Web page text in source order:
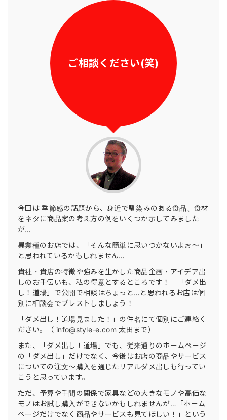
ご相談ください(笑)
今回は 季節感の話題から、身近で馴染みのある食品、食材
をネタに商品案の考え方の例をいくつか示してみました
が…
異業種のお店では、「そんな簡単に思いつかないよぉ〜」
と思われているかもしれません…
貴社・貴店の特徴や強みを生かした商品企画・アイデア出
しのお手伝いも、私の得意とするところです！ 「ダメ出
し！道場」で公開で相談はちょっと…と思われるお店は個
別に相談会でブレストしましょう！
「ダメ出し！道場見ました！」の件名にて個別にご連絡く
ださい。（ info@style-e.com 太田まで）
また、「ダメ出し！道場」でも、従来通りのホームページ
の「ダメ出し」だけでなく、今後はお店の商品やサービス
についての注文〜購入を通じたリアルダメ出しも行ってい
こうと思っています。
ただ、予算や手間の関係で家具などの大きなモノや高価な
モノはお試し購入ができないかもしれませんが…「ホーム
ページだけでなく商品やサービスも見てほしい！」という